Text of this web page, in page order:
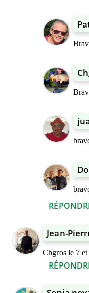
Jean-
Chgros le 7